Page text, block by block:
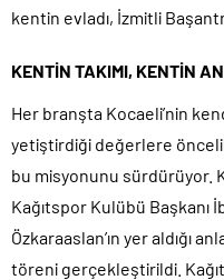
kentin evladı, İzmitli
KENTİN TAKIMI, KENTİN
Her branşta Kocaeli’nin
yetiştirdiği değerlere
bu misyonunu sürdürüyor.
Kağıtspor Kulübü Başkanı
Özkaraaslan’ın yer aldığı
töreni gerçekleştirildi.